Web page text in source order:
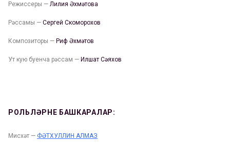
Режиссеры — Лилия Әхмәтова
Рәссамы — Сергей Скоморохов
Композиторы — Риф Әхмәтов
Ут кую буенча рәссам — Илшат Сәяхов
РОЛЬЛӘРНЕ БАШКАРАЛАР:
Мисхәт — ФӘТХУЛЛИН АЛМАЗ